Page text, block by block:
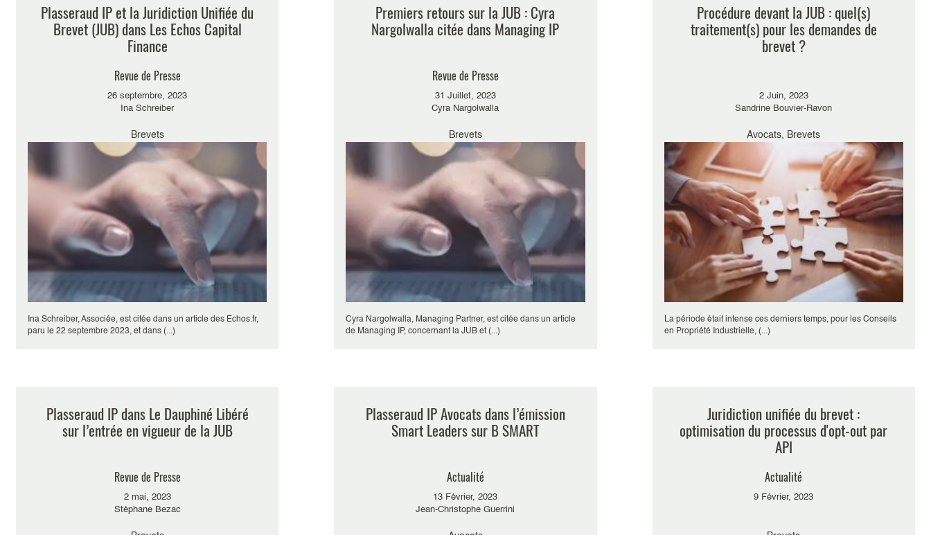
Plasseraud IP et la Juridiction Unifiée du
Brevet (JUB) dans Les Echos Capital
Finance
Revue de Presse
26 septembre, 2023
Ina Schreiber
Brevets
Ina Schreiber, Associée, est citée dans un article des Echos.fr,
paru le 22 septembre 2023, et dans (...)
Premiers retours sur la JUB : Cyra
Nargolwalla citée dans Managing IP
Revue de Presse
31 Juillet, 2023
Cyra Nargolwalla
Brevets
Cyra Nargolwalla, Managing Partner, est citée dans un article
de Managing IP, concernant la JUB et (...)
Procédure devant la JUB : quel(s)
traitement(s) pour les demandes de
brevet ?
2 Juin, 2023
Sandrine Bouvier-Ravon
Avocats, Brevets
La période était intense ces derniers temps, pour les Conseils
en Propriété Industrielle, (...)
Plasseraud IP dans Le Dauphiné Libéré
sur l’entrée en vigueur de la JUB
Revue de Presse
2 mai, 2023
Stéphane Bezac
Plasseraud IP Avocats dans l’émission
Smart Leaders sur B SMART
Actualité
13 Février, 2023
Jean-Christophe Guerrini
Juridiction unifiée du brevet :
optimisation du processus d'opt-out par
API
Actualité
9 Février, 2023